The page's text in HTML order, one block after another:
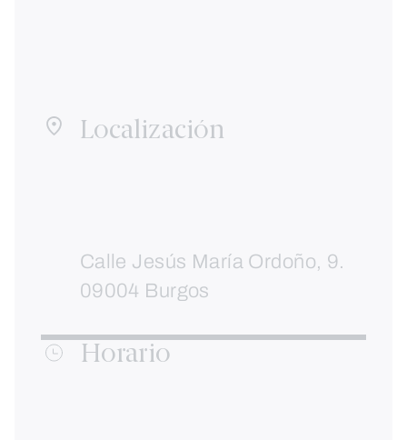
Localización
Calle Jesús María Ordoño, 9.
09004 Burgos
Horario